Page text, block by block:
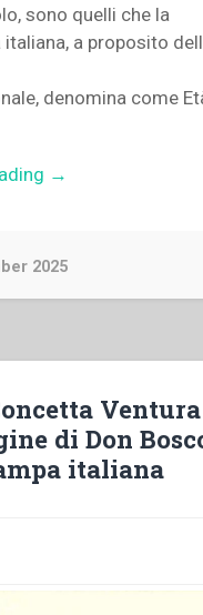
sono quelli che la
a proposito
denomina come
“Silvano
I
dei
giovani,
in
Piemonte,
durante
fascismo”
→
2025
di Don
italiana